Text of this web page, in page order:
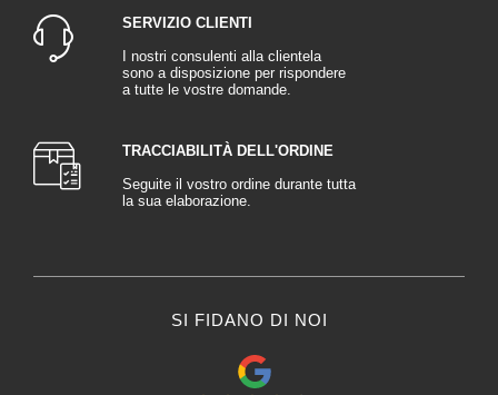
SERVIZIO CLIENTI
I nostri consulenti alla clientela
sono a disposizione per rispondere
a tutte le vostre domande.
TRACCIABILITÀ DELL'ORDINE
Seguite il vostro ordine durante tutta
la sua elaborazione.
SI FIDANO DI NOI